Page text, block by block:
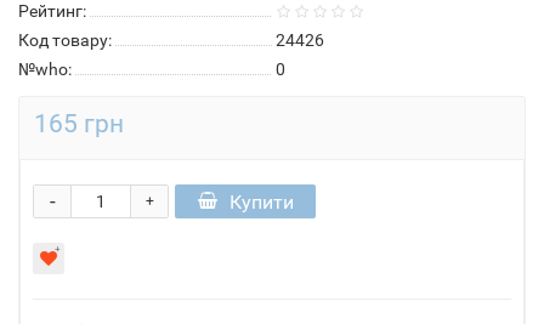
Рейтинг:
Код товару:
24426
№who:
0
165 грн
+
- Купити